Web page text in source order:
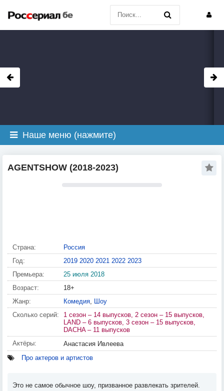
Наше меню (нажмите)
AGENTSHOW (2018-2023)
Страна:
Россия
Год:
2019 2020 2021 2022 2023
Премьера:
25 июля 2018
Возраст:
18+
Жанр:
Комедия, Шоу
Сколько серий:
1 сезон – 14 выпусков, 2 сезон – 15 выпусков,
LAND – 6 выпусков, 3 сезон – 15 выпусков,
DACHA – 11 выпусков
Актёры:
Анастасия Ивлеева
Про актеров и артистов
Это не самое обычное шоу, призванное развлекать зрителей.